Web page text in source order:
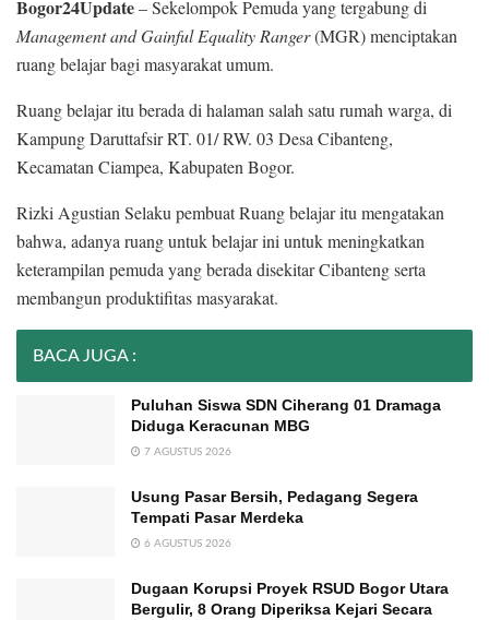
Bogor24Update– Sekelompok Pemuda yang tergabung di
Management and Gainful Equality Ranger(MGR) menciptakan
ruang belajar bagi masyarakat umum.
Ruang belajar itu berada di halaman salah satu rumah warga, di
Kampung Daruttafsir RT. 01/ RW. 03 Desa Cibanteng,
Kecamatan Ciampea, Kabupaten Bogor.
Rizki Agustian Selaku pembuat Ruang belajar itu mengatakan
bahwa, adanya ruang untuk belajar ini untuk meningkatkan
keterampilan pemuda yang berada disekitar Cibanteng serta
membangun produktifitas masyarakat.
BACA JUGA :
Puluhan Siswa SDN Ciherang 01 Dramaga
Diduga Keracunan MBG
7 AGUSTUS 2026
Usung Pasar Bersih, Pedagang Segera
Tempati Pasar Merdeka
6 AGUSTUS 2026
Dugaan Korupsi Proyek RSUD Bogor Utara
Bergulir, 8 Orang Diperiksa Kejari Secara